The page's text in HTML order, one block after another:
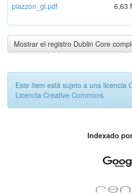
piazzon_gl.pdf
6,63
Mostrar el registro Dublin Core
Este ítem está sujeto a una licencia
Licencia Creative Commons
Indexado